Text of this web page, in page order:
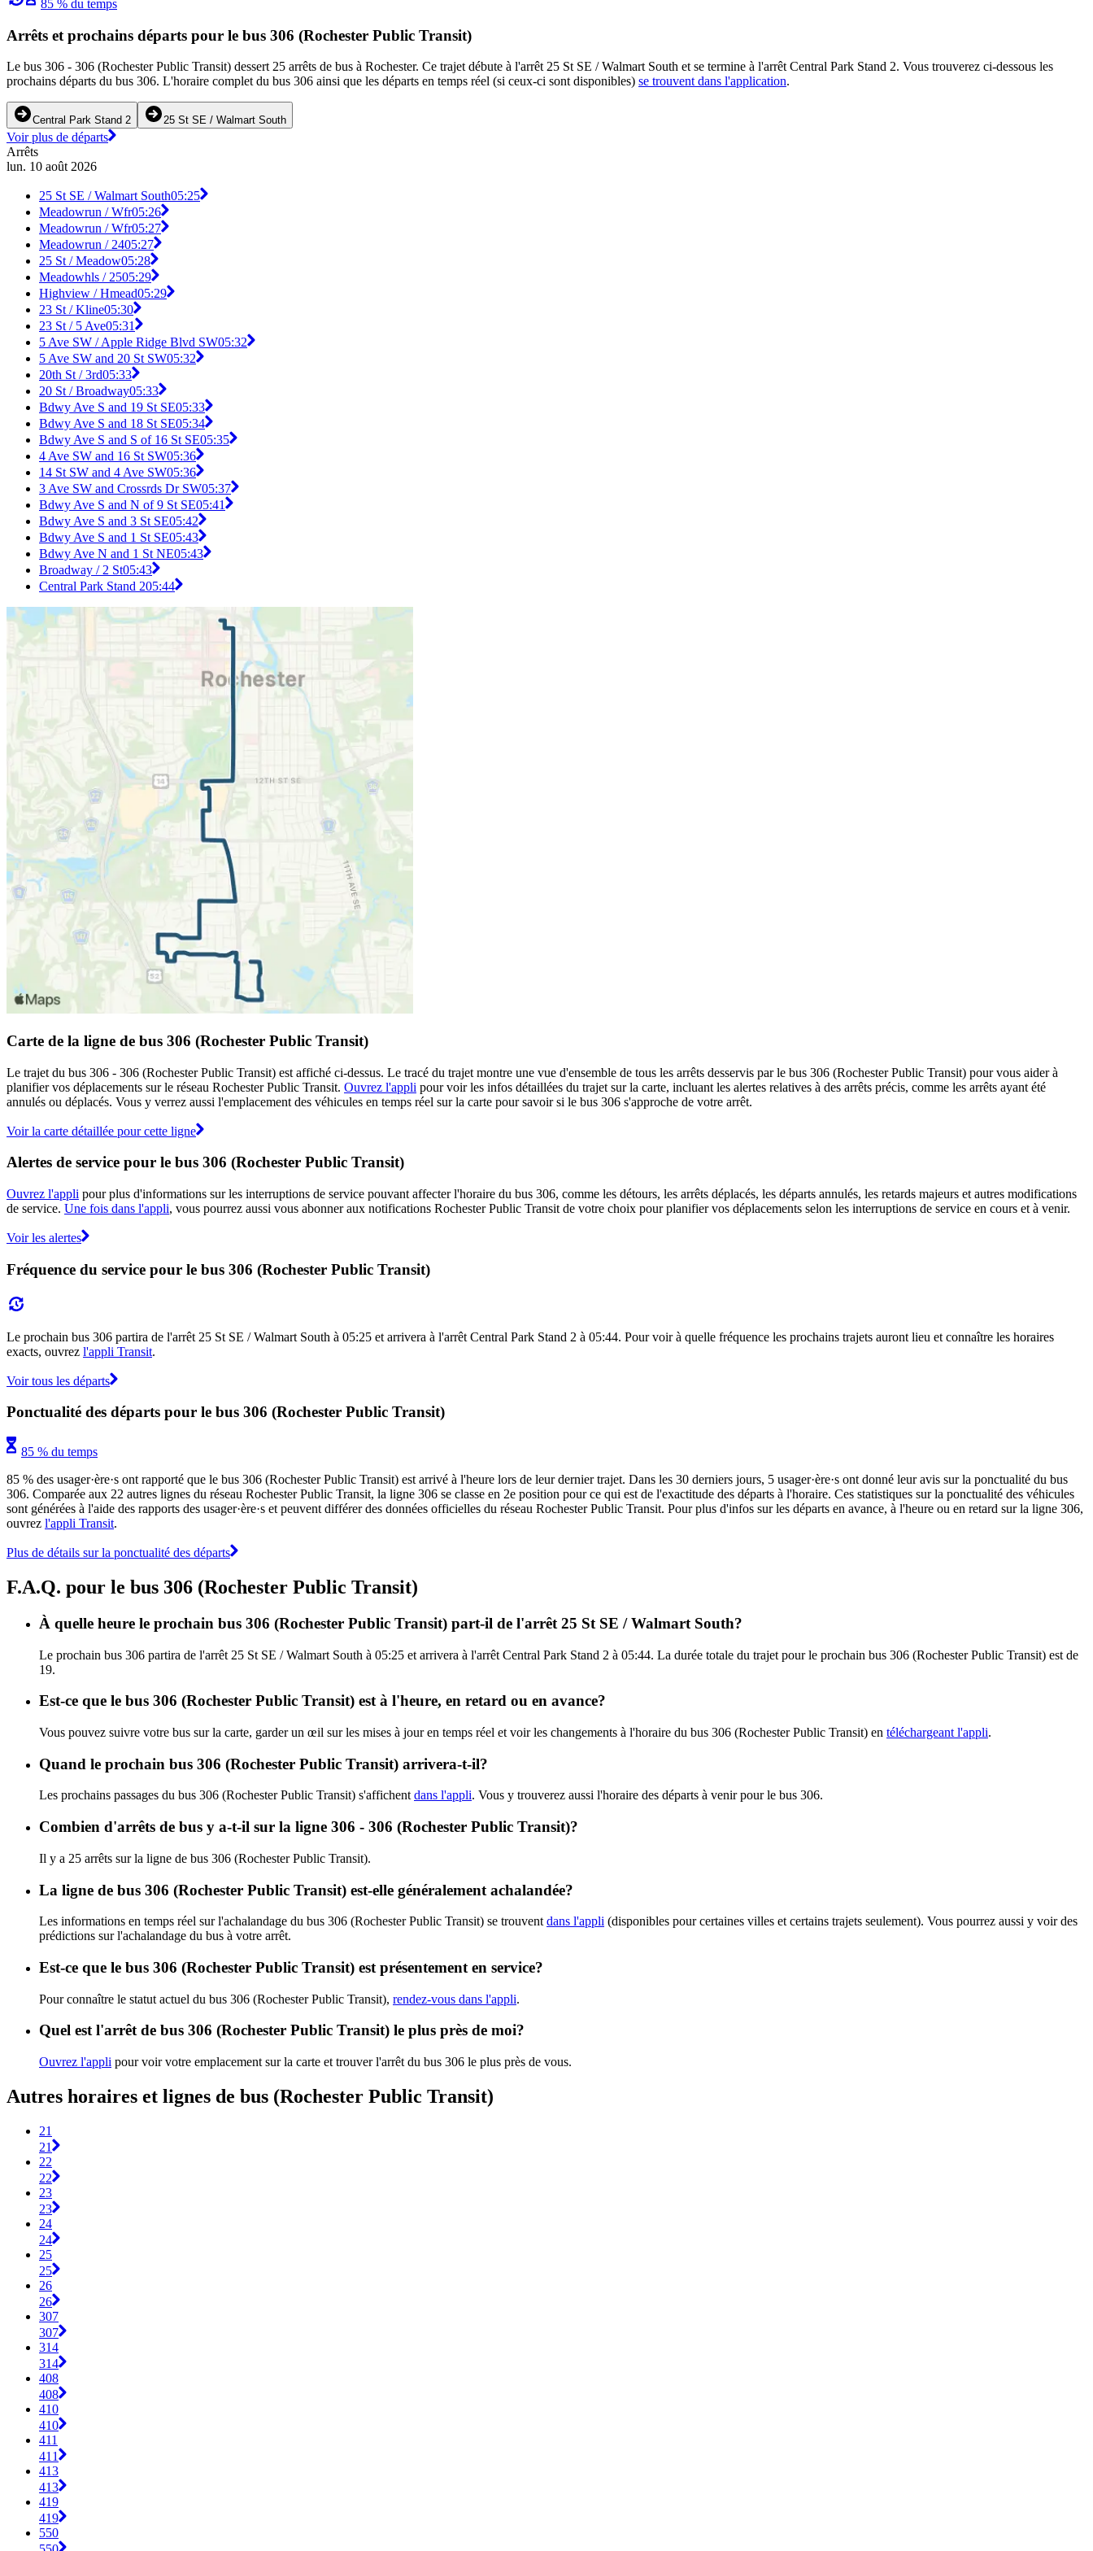
85 % du temps
Arrêts et prochains départs pour le bus 306 (Rochester Public Transit)
Le bus 306 - 306 (Rochester Public Transit) dessert 25 arrêts de bus à Rochester. Ce trajet débute à l'arrêt 25 St SE / Walmart South et se termine à l'arrêt Central Park Stand 2. Vous trouverez ci-dessous les
prochains départs du bus 306. L'horaire complet du bus 306 ainsi que les départs en temps réel (si ceux-ci sont disponibles) se trouvent dans l'application.
Central Park Stand 2 25 St SE / Walmart South
Voir plus de départs
Arrêts
lun. 10 août 2026
25 St SE / Walmart South05:25
Meadowrun / Wfr05:26
Meadowrun / Wfr05:27
Meadowrun / 2405:27
25 St / Meadow05:28
Meadowhls / 2505:29
Highview / Hmead05:29
23 St / Kline05:30
23 St / 5 Ave05:31
5 Ave SW / Apple Ridge Blvd SW05:32
5 Ave SW and 20 St SW05:32
20th St / 3rd05:33
20 St / Broadway05:33
Bdwy Ave S and 19 St SE05:33
Bdwy Ave S and 18 St SE05:34
Bdwy Ave S and S of 16 St SE05:35
4 Ave SW and 16 St SW05:36
14 St SW and 4 Ave SW05:36
3 Ave SW and Crossrds Dr SW05:37
Bdwy Ave S and N of 9 St SE05:41
Bdwy Ave S and 3 St SE05:42
Bdwy Ave S and 1 St SE05:43
Bdwy Ave N and 1 St NE05:43
Broadway / 2 St05:43
Central Park Stand 205:44
Carte de la ligne de bus 306 (Rochester Public Transit)
Le trajet du bus 306 - 306 (Rochester Public Transit) est affiché ci-dessus. Le tracé du trajet montre une vue d'ensemble de tous les arrêts desservis par le bus 306 (Rochester Public Transit) pour vous aider à
planifier vos déplacements sur le réseau Rochester Public Transit. Ouvrez l'appli pour voir les infos détaillées du trajet sur la carte, incluant les alertes relatives à des arrêts précis, comme les arrêts ayant été
annulés ou déplacés. Vous y verrez aussi l'emplacement des véhicules en temps réel sur la carte pour savoir si le bus 306 s'approche de votre arrêt.
Voir la carte détaillée pour cette ligne
Alertes de service pour le bus 306 (Rochester Public Transit)
Ouvrez l'appli pour plus d'informations sur les interruptions de service pouvant affecter l'horaire du bus 306, comme les détours, les arrêts déplacés, les départs annulés, les retards majeurs et autres modifications
de service. Une fois dans l'appli, vous pourrez aussi vous abonner aux notifications Rochester Public Transit de votre choix pour planifier vos déplacements selon les interruptions de service en cours et à venir.
Voir les alertes
Fréquence du service pour le bus 306 (Rochester Public Transit)
Le prochain bus 306 partira de l'arrêt 25 St SE / Walmart South à 05:25 et arrivera à l'arrêt Central Park Stand 2 à 05:44. Pour voir à quelle fréquence les prochains trajets auront lieu et connaître les horaires
exacts, ouvrez l'appli Transit.
Voir tous les départs
Ponctualité des départs pour le bus 306 (Rochester Public Transit)
85 % du temps
85 % des usager·ère·s ont rapporté que le bus 306 (Rochester Public Transit) est arrivé à l'heure lors de leur dernier trajet. Dans les 30 derniers jours, 5 usager·ère·s ont donné leur avis sur la ponctualité du bus
306. Comparée aux 22 autres lignes du réseau Rochester Public Transit, la ligne 306 se classe en 2e position pour ce qui est de l'exactitude des départs à l'horaire. Ces statistiques sur la ponctualité des véhicules
sont générées à l'aide des rapports des usager·ère·s et peuvent différer des données officielles du réseau Rochester Public Transit. Pour plus d'infos sur les départs en avance, à l'heure ou en retard sur la ligne 306,
ouvrez l'appli Transit.
Plus de détails sur la ponctualité des départs
F.A.Q. pour le bus 306 (Rochester Public Transit)
À quelle heure le prochain bus 306 (Rochester Public Transit) part-il de l'arrêt 25 St SE / Walmart South?
Le prochain bus 306 partira de l'arrêt 25 St SE / Walmart South à 05:25 et arrivera à l'arrêt Central Park Stand 2 à 05:44. La durée totale du trajet pour le prochain bus 306 (Rochester Public Transit) est de
19.
Est-ce que le bus 306 (Rochester Public Transit) est à l'heure, en retard ou en avance?
Vous pouvez suivre votre bus sur la carte, garder un œil sur les mises à jour en temps réel et voir les changements à l'horaire du bus 306 (Rochester Public Transit) en téléchargeant l'appli.
Quand le prochain bus 306 (Rochester Public Transit) arrivera-t-il?
Les prochains passages du bus 306 (Rochester Public Transit) s'affichent dans l'appli. Vous y trouverez aussi l'horaire des départs à venir pour le bus 306.
Combien d'arrêts de bus y a-t-il sur la ligne 306 - 306 (Rochester Public Transit)?
Il y a 25 arrêts sur la ligne de bus 306 (Rochester Public Transit).
La ligne de bus 306 (Rochester Public Transit) est-elle généralement achalandée?
Les informations en temps réel sur l'achalandage du bus 306 (Rochester Public Transit) se trouvent dans l'appli (disponibles pour certaines villes et certains trajets seulement). Vous pourrez aussi y voir des
prédictions sur l'achalandage du bus à votre arrêt.
Est-ce que le bus 306 (Rochester Public Transit) est présentement en service?
Pour connaître le statut actuel du bus 306 (Rochester Public Transit), rendez-vous dans l'appli.
Quel est l'arrêt de bus 306 (Rochester Public Transit) le plus près de moi?
Ouvrez l'appli pour voir votre emplacement sur la carte et trouver l'arrêt du bus 306 le plus près de vous.
Autres horaires et lignes de bus (Rochester Public Transit)
21
21
22
22
23
23
24
24
25
25
26
26
307
307
314
314
408
408
410
410
411
411
413
413
419
419
550